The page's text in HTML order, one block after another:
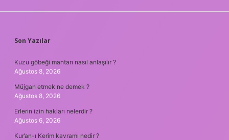
SIDEBAR
Son Yazılar
Kuzu göbeği mantarı nasıl anlaşılır ?
Ağustos 8, 2026
Müjgan etmek ne demek ?
Ağustos 8, 2026
Erlerin izin hakları nelerdir ?
Ağustos 6, 2026
Kur’an-ı Kerim kavramı nedir ?